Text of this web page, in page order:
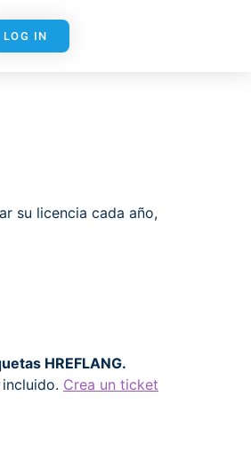
LOG IN
su licencia cada año,
HREFLANG.
Crea un ticket